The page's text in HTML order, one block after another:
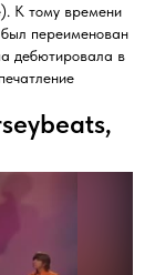
К тому времени
переименован
дебютировала в